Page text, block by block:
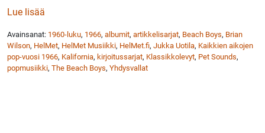
Lue lisää
Avainsanat: 1960-luku, 1966, albumit, artikkelisarjat, Beach Boys, Brian
Wilson, HelMet, HelMet Musiikki, HelMet.fi, Jukka Uotila, Kaikkien aikojen
pop-vuosi 1966, Kalifornia, kirjoitussarjat, Klassikkolevyt, Pet Sounds,
popmusiikki, The Beach Boys, Yhdysvallat